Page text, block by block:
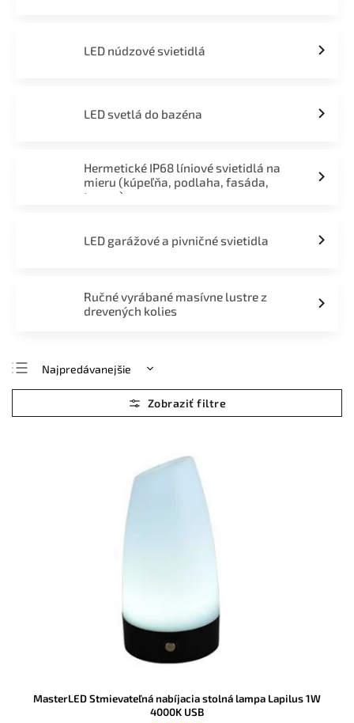
LED núdzové svietidlá
LED svetlá do bazéna
Hermetické IP68 líniové svietidlá na
mieru (kúpeľňa, podlaha, fasáda,
terasa)
LED garážové a pivničné svietidla
Ručné vyrábané masívne lustre z
drevených kolies
Najpredávanejšie
Najlacnejšie
Najdrahšie
MasterLED Stmievateľná nabíjacia stolná lampa Lapilus 1W
4000K USB